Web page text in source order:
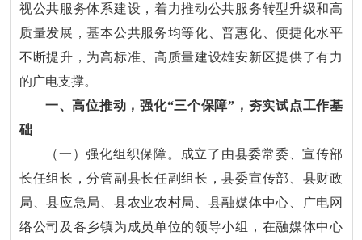
视公共服务体系建设，着力推动公共服务转型升级和高
质量发展，基本公共服务均等化、普惠化、便捷化水平
不断提升，为高标准、高质量建设雄安新区提供了有力
的广电支撑。
一、高位推动，强化“三个保障”，夯实试点工作基
础
（一）强化组织保障。成立了由县委常委、宣传部
长任组长，分管副县长任副组长，县委宣传部、县财政
局、县应急局、县农业农村局、县融媒体中心、广电网
络公司及各乡镇为成员单位的领导小组，在融媒体中心